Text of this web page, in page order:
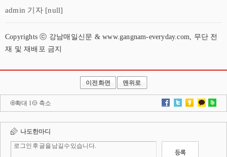
admin 기자 [null]
Copyrights ⓒ 강남매일신문 & www.gangnam-everyday.com, 무단 전
재 및 재배포 금지
이전화면 맨위로
확대 l 축소